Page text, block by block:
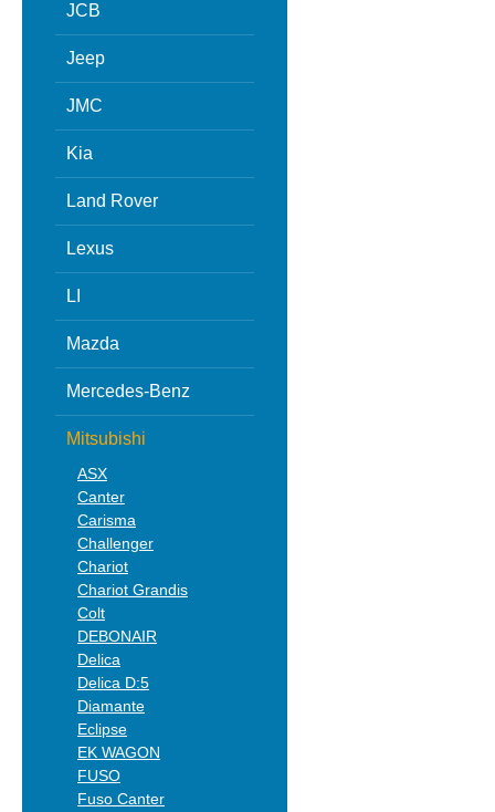
JCB
Jeep
JMC
Kia
Land Rover
Lexus
LI
Mazda
Mercedes-Benz
Mitsubishi
ASX
Canter
Carisma
Challenger
Chariot
Chariot Grandis
Colt
DEBONAIR
Delica
Delica D:5
Diamante
Eclipse
EK WAGON
FUSO
Fuso Canter